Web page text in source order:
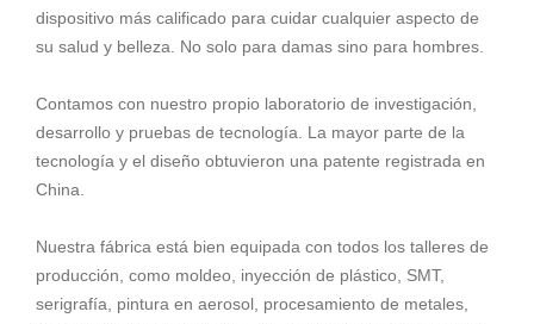
dispositivo más calificado para cuidar cualquier aspecto de
su salud y belleza. No solo para damas sino para hombres.
Contamos con nuestro propio laboratorio de investigación,
desarrollo y pruebas de tecnología. La mayor parte de la
tecnología y el diseño obtuvieron una patente registrada en
China.
Nuestra fábrica está bien equipada con todos los talleres de
producción, como moldeo, inyección de plástico, SMT,
serigrafía, pintura en aerosol, procesamiento de metales,